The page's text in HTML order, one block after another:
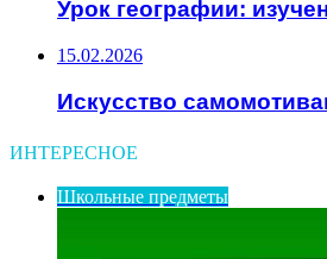
Урок географии:
15.02.2026
Искусство
ИНТЕРЕСНОЕ
Школьные предметы